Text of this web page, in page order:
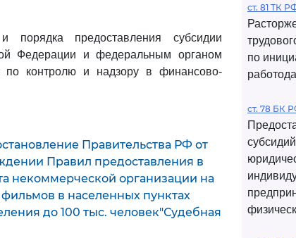
предоставления субсидии
Федерации и федеральным органом
по контролю и надзору в финансово-
Правительства РФ от
Правил предоставления в
некоммерческой организации на
в населенных пунктах
до 100 тыс. человек"Судебная
ст. 81 ТК
по
ст. 78 БК
субсидий